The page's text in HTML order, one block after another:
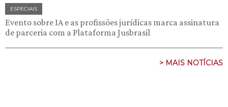
ESPECIAIS
Evento sobre IA e as profissões jurídicas marca assinatura
de parceria com a Plataforma Jusbrasil
> MAIS NOTÍCIAS